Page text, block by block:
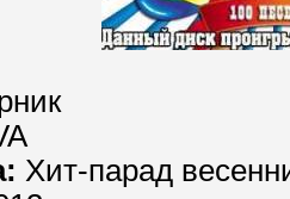
Хит-парад